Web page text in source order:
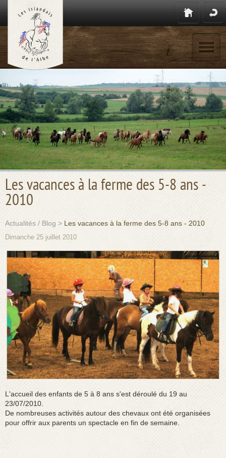
Les vacances à la ferme des 5-8 ans -
2010
Actualités / Blog > Les vacances à la ferme des 5-8 ans - 2010
Dimanche 25 juillet 2010
L'accueil des enfants de 5 à 8 ans s'est déroulé du 19 au
23/07/2010.
De nombreuses activités autour des chevaux ont été organisées
pour offrir aux parents un spectacle en fin de semaine.